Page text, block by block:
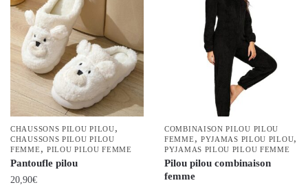
Les
options
peuvent
être
choisies
sur
du
produit
la
page
du
produit
CHAUSSONS PILOU PILOU,
CHAUSSONS PILOU PILOU
FEMME, PILOU PILOU FEMME
Pantoufle pilou
20,90€
COMBINAISON PILOU PILOU
FEMME, PYJAMAS PILOU PILOU,
PYJAMAS PILOU PILOU FEMME
Pilou pilou combinaison
femme